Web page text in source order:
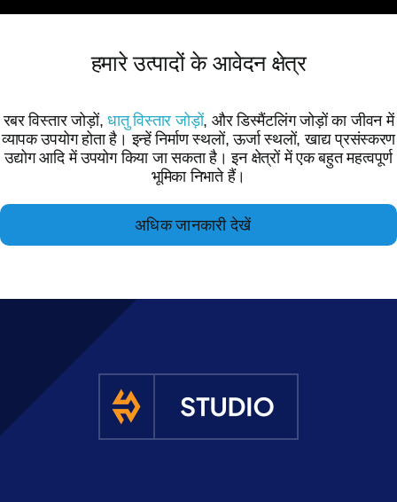
हमारे उत्पादों के आवेदन क्षेत्र
रबर विस्तार जोड़ों,धातु विस्तार जोड़ों, और डिस्मैंटलिंग जोड़ों का जीवन में
व्यापक उपयोग होता है। इन्हें निर्माण स्थलों, ऊर्जा स्थलों, खाद्य प्रसंस्करण
उद्योग आदि में उपयोग किया जा सकता है। इन क्षेत्रों में एक बहुत महत्वपूर्ण
भूमिका निभाते हैं।
अधिक जानकारी देखें